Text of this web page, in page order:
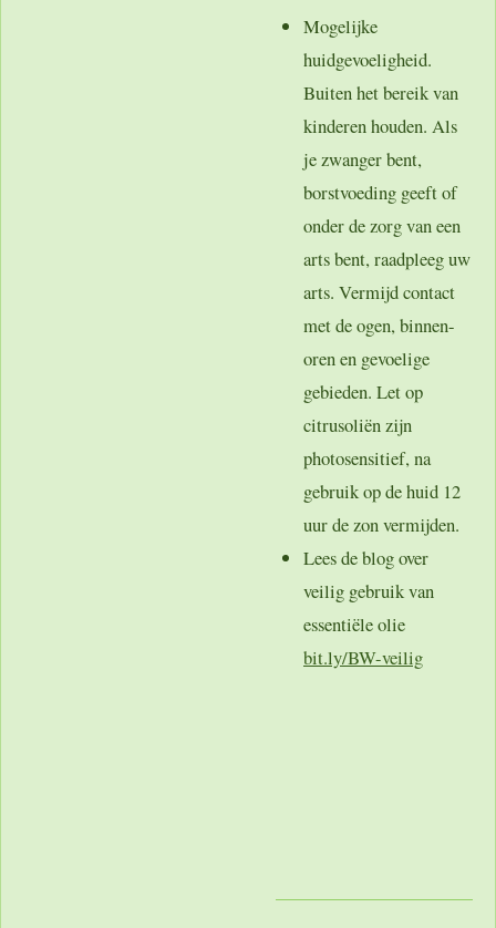
Mogelijke
huidgevoeligheid.
Buiten het bereik van
kinderen houden. Als
je zwanger bent,
borstvoeding geeft of
onder de zorg van een
arts bent, raadpleeg uw
arts. Vermijd contact
met de ogen, binnen-
oren en gevoelige
gebieden. Let op
citrusoliën zijn
photosensitief, na
gebruik op de huid 12
uur de zon vermijden.
Lees de blog over
veilig gebruik van
essentiële olie
bit.ly/BW-veilig